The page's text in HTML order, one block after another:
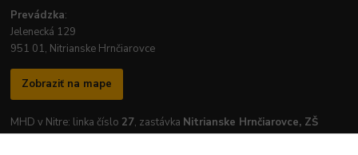
Prevádzka:
Jelenecká 129
951 01, Nitrianske Hrnčiarovce
Zobraziť na mape
MHD v Nitre: linka číslo 27, zastávka Nitrianske Hrnčiarovce, ZŠ